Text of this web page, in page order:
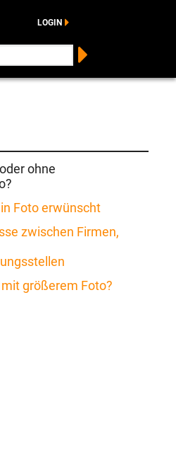
LOGIN
ohne
Foto erwünscht
zwischen Firmen,
größerem Foto?